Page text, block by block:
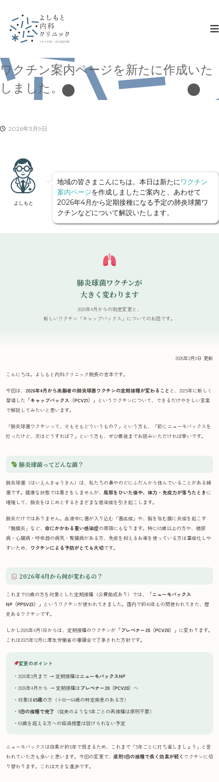
へ
ス
キ
ッ
プ
ワクチン案内ページを新たに作成いた
しました。
2026年3月9日
よしもと
地域の皆さまこんにちは。本日は新たにワクチン
案内ページを作成しましたご案内と、あわせて
2026年4月から定期接種になる予定の肺炎球菌ワ
クチンなどについて解説いたします。
肺炎球菌ワクチンが
大きく変わります
2026年4月からの制度変更と、
新しいワクチン「キャップバックス」についてのお話です。
2026年3月9日 更新
こんにちは。よしもと内科クリニック院長の吉本です。
今回は、 2026年4月から高齢者の肺炎球菌ワクチンの定期接種が変わること と、2025年に新しく
登場した 「キャップバックス（PCV21）」 というワクチンについて、できるだけやさしい言葉
で解説してみたいと思います。
「肺炎球菌ワクチンって、そもそもどういうもの？」という方も、「前にニューモバックスを
打ったけど、次はどうすれば？」という方も、ぜひ最後までお読みいただければ幸いです。
肺炎球菌ってどんな菌？
肺炎球菌（はいえんきゅうきん）は、私たちの鼻やのどにふだんから住んでいることがある細
菌です。健康な状態では悪さをしませんが、 風邪をひいた後や、体力・免疫力が落ちたとき に
増殖して、肺炎をはじめとするさまざまな感染症を引き起こします。
肺炎だけではありません。血液中に菌が入り込む「菌血症」や、脳を包む膜に炎症を起こす
「髄膜炎」など、 命にかかわる重い感染症の原因にもなります。特に65歳以上の方や、糖尿
病・心臓病・呼吸器の病気・腎臓病がある方、免疫を抑えるお薬を使っている方は重症化しや
すいため、 ワクチンによる予防がとても大切です。
2026年4月から何が変わるの？
これまで65歳の方を対象とした定期接種（公費助成あり）では、
「ニューモバックス
NP（PPSV23）」 というワクチンが使われてきました。国内で約40年もの間使われてきた、歴
史あるワクチンです。
しかし2026年4月1日からは、定期接種のワクチンが 「プレベナー20（PCV20）」 に変わります。
これは2025年12月に厚生労働省の審議会で了承された方針です。
変更のポイント
・2026年3月まで → 定期接種はニューモバックスNP
・2026年4月から → 定期接種はプレベナー20（PCV20） へ
・対象は65歳の方（＋60〜64歳の特定疾患のある方）
・ 1回の接種で完了 （従来のような5年ごとの再接種は原則不要）
・65歳を超える方への経過措置は設けられない予定
ニューモバックスは効果が約5年で弱まるため、これまで「5年ごとに打ち直しましょう」と言
われていた方も多いと思います。今回の変更で、 原則1回の接種で長く効果が続く ワクチンに切
り替わります。これは大きな進歩です。